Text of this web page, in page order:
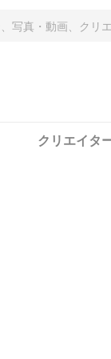
クリエイタ